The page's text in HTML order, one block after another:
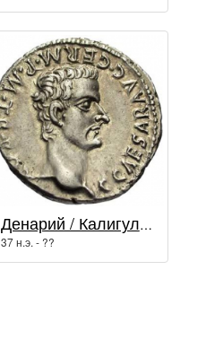
Денарий / Калигула (37 - 41 гг.)
37 н.э. - ??